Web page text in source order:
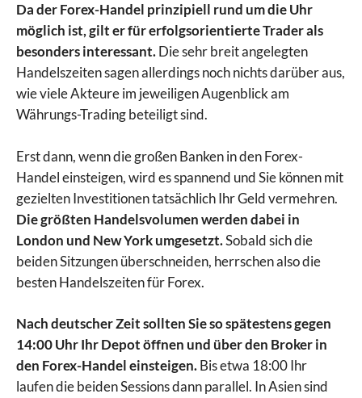
Da der Forex-Handel prinzipiell rund um die Uhr
möglich ist, gilt er für erfolgsorientierte Trader als
besonders interessant.Die sehr breit angelegten
Handelszeiten sagen allerdings noch nichts darüber aus,
wie viele Akteure im jeweiligen Augenblick am
Währungs-Trading beteiligt sind.
Erst dann, wenn die großen Banken in den Forex-
Handel einsteigen, wird es spannend und Sie können mit
gezielten Investitionen tatsächlich Ihr Geld vermehren.
Die größten Handelsvolumen werden dabei in
London und New York umgesetzt.Sobald sich die
beiden Sitzungen überschneiden, herrschen also die
besten Handelszeiten für Forex.
Nach deutscher Zeit sollten Sie so spätestens gegen
14:00 Uhr Ihr Depot öffnen und über den Broker in
den Forex-Handel einsteigen.Bis etwa 18:00 Ihr
laufen die beiden Sessions dann parallel. In Asien sind